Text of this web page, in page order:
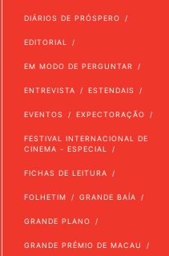
DIÁRIOS DE PRÓSPERO
EDITORIAL
EM MODO DE PERGUNTAR
ENTREVISTA ESTENDAIS
EVENTOS EXPECTORAÇÃO
FESTIVAL INTERNACIONAL DE
CINEMA - ESPECIAL
FICHAS DE LEITURA
FOLHETIM GRANDE BAÍA
GRANDE PLANO
GRANDE PRÉMIO DE MACAU